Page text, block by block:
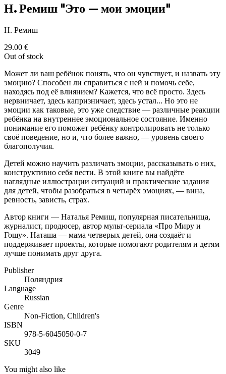
Н. Ремиш "Это — мои эмоции"
Н. Ремиш
29.00 €
Out of stock
Может ли ваш ребёнок понять, что он чувствует, и назвать эту
эмоцию? Способен ли справиться с ней и помочь себе,
находясь под её влиянием? Кажется, что всё просто. Здесь
нервничает, здесь капризничает, здесь устал... Но это не
эмоции как таковые, это уже следствие — различные реакции
ребёнка на внутреннее эмоциональное состояние. Именно
понимание его поможет ребёнку контролировать не только
своё поведение, но и, что более важно, — уровень своего
благополучия.
Детей можно научить различать эмоции, рассказывать о них,
конструктивно себя вести. В этой книге вы найдёте
наглядные иллюстрации ситуаций и практические задания
для детей, чтобы разобраться в четырёх эмоциях, — вина,
ревность, зависть, страх.
Автор книги — Наталья Ремиш, популярная писательница,
журналист, продюсер, автор мульт-сериала «Про Миру и
Гошу». Наташа — мама четверых детей, она создаёт и
поддерживает проекты, которые помогают родителям и детям
лучше понимать друг друга.
Publisher
Поляндрия
Language
Russian
Genre
Non-Fiction, Children's
ISBN
978-5-6045050-0-7
SKU
3049
You might also like